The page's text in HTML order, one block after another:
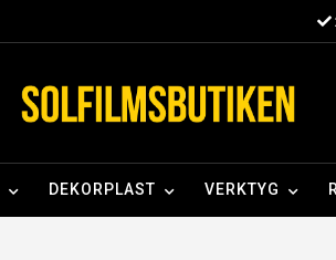
DEKORPLAST VERKTYG